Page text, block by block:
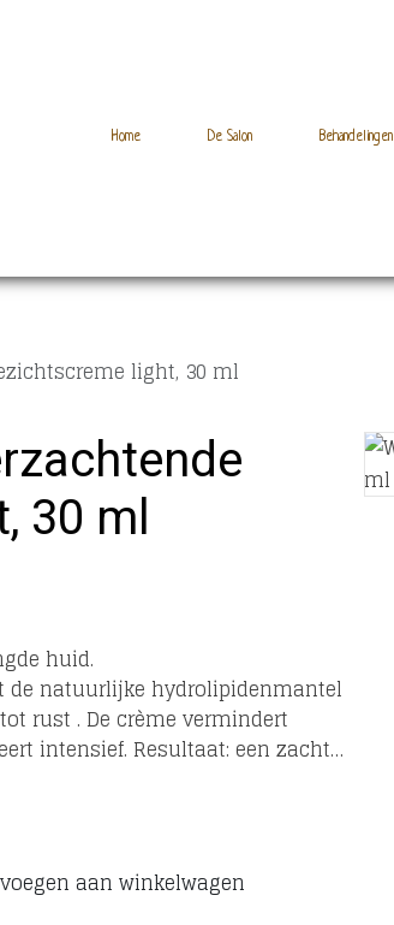
Home De Salon Behandelingen
light, 30 ml
30 ml
huid.
de natuurlijke hydrolipidenmantel
intensief. Resultaat: een zachte,
aan winkelwagen